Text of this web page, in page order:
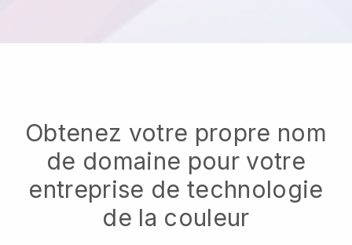
Obtenez votre propre nom
de domaine pour votre
entreprise de technologie
de la couleur